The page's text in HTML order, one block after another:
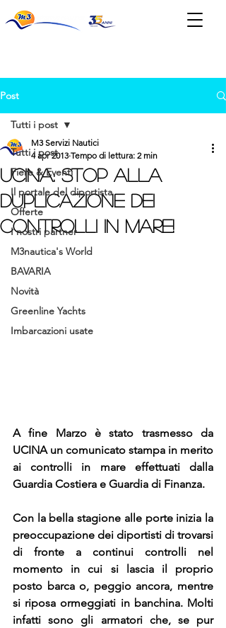
Post
Tutti i post
Fiere & Eventi
Il portale del diportista
Offerte
I nostri partner
M3nautica's World
BAVARIA
Novità
Greenline Yachts
Imbarcazioni usate
Tutti i post
UCINA: STOP ALLA
DUPLICAZIONE DEI
CONTROLLI IN MARE!
M3 Servizi Nautici
4 apr 2013 Tempo di lettura: 2 min
A fine Marzo è stato trasmesso da
UCINA un comunicato stampa in merito
ai controlli in mare effettuati dalla
Guardia Costiera e Guardia di Finanza.
Con la bella stagione alle porte inizia la
preoccupazione dei diportisti di trovarsi
di fronte a continui controlli nel
momento in cui si lascia il proprio
posto barca o, peggio ancora, mentre
si riposa ormeggiati in banchina. Molti
infatti sono gli armatori che, se pur